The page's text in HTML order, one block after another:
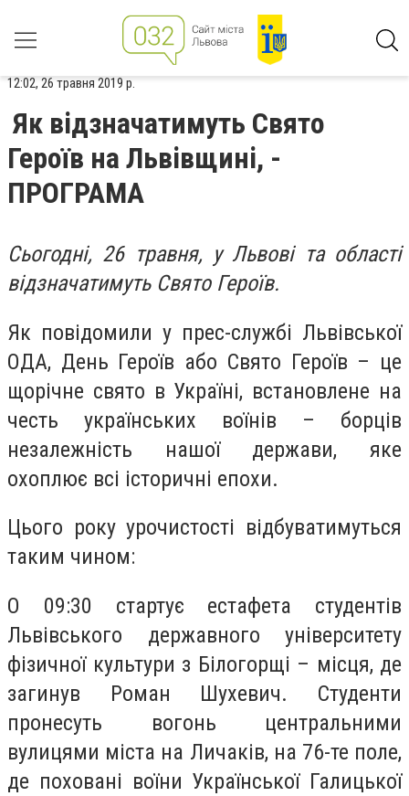
12:02, 26 травня 2019 р.
Як відзначатимуть Свято
Героїв на Львівщині, -
ПРОГРАМА
Сьогодні, 26 травня, у Львові та області
відзначатимуть Свято Героїв.
Як повідомили у прес-службі Львівської
ОДА, День Героїв або Свято Героїв – це
щорічне свято в Україні, встановлене на
честь українських воїнів – борців
незалежність нашої держави, яке
охоплює всі історичні епохи.
Цього року урочистості відбуватимуться
таким чином:
О 09:30 стартує естафета студентів
Львівського державного університету
фізичної культури з Білогорщі – місця, де
загинув Роман Шухевич. Студенти
пронесуть вогонь центральними
вулицями міста на Личаків, на 76-те поле,
де поховані воїни Української Галицької